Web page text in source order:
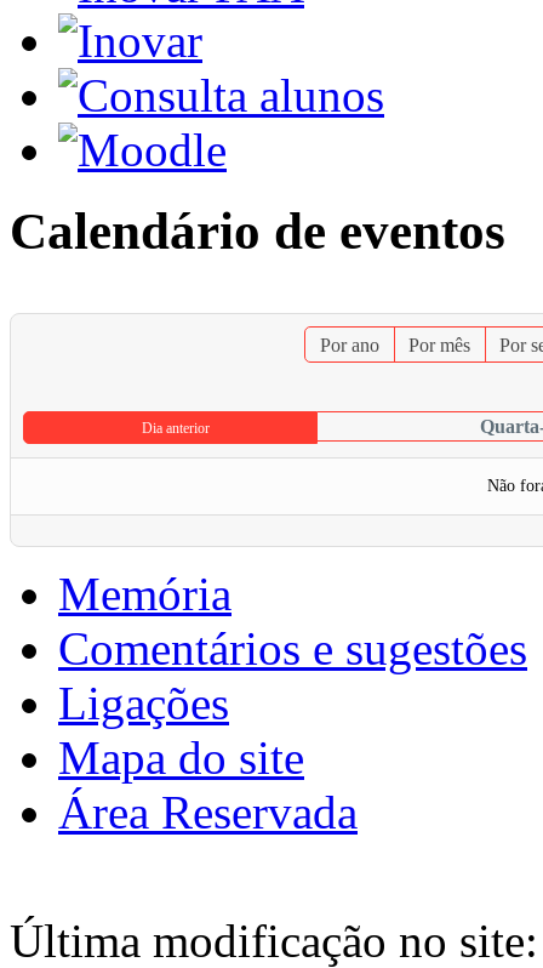
Calendário de eventos
Por ano Por mês Por
Dia anterior
Não
Memória
Comentários e sugestões
Ligações
Mapa do site
Área Reservada
Última modificação no